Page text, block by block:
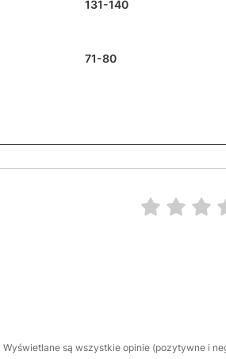
131-140
71-80
Wyświetlane są wszystkie opinie (pozytywne i